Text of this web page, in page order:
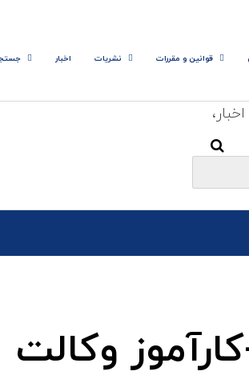
قوانین و مقررات نشریات اخبار
وکالت